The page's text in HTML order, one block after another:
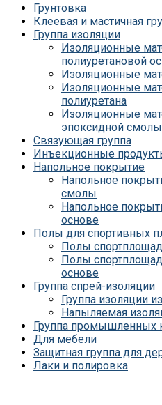
Грунтовка
Клеевая и мастичная
Группа изоляции
Изоляционные
полиуретановой
Изоляционные
Изоляционные
полиуретана
Изоляционные
эпоксидной смолы
Связующая группа
Инъекционные
Напольное покрытие
Напольное
смолы
Напольное
основе
Полы для спортивных
Полы
Полы
основе
Группа спрей-изоляции
Группа изоляции
Напыляемая
Группа промышленных
Для мебели
Защитная группа для
Лаки и полировка